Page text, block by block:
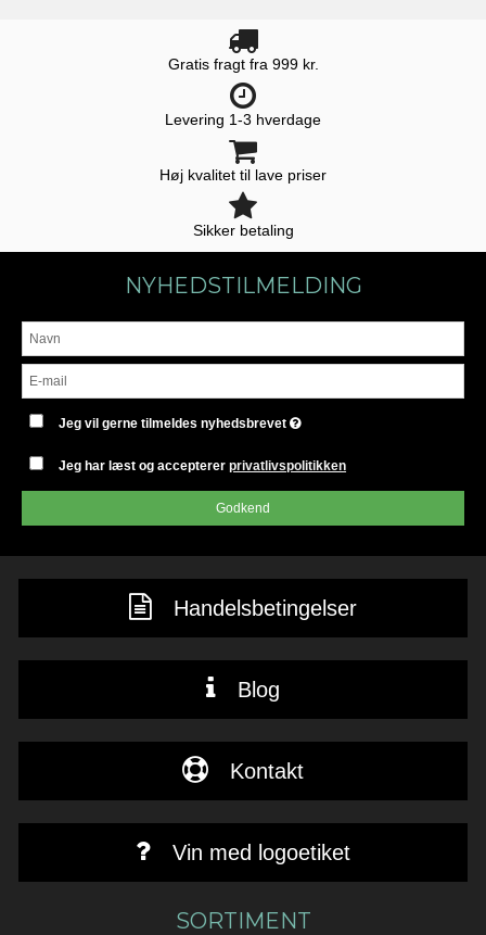
Gratis fragt fra 999 kr.
Levering 1-3 hverdage
Høj kvalitet til lave priser
Sikker betaling
NYHEDSTILMELDING
Jeg vil gerne tilmeldes nyhedsbrevet
Jeg har læst og acceptererprivatlivspolitikken
Godkend
Handelsbetingelser
Blog
Kontakt
Vin med logoetiket
SORTIMENT